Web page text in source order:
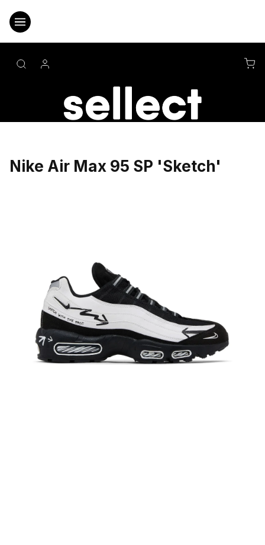
obsah
Nike Air Max 95 SP 'Sketch'